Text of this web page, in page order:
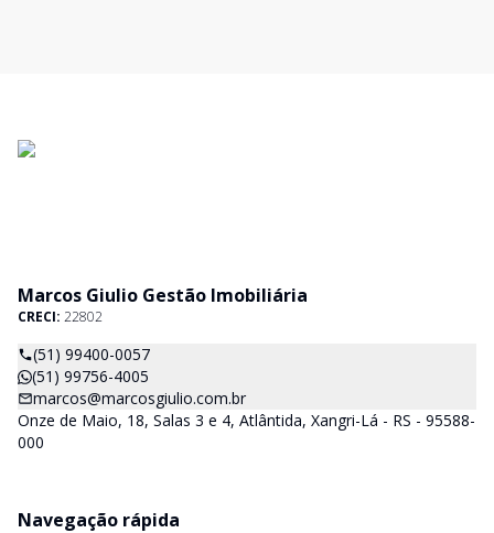
Marcos Giulio Gestão Imobiliária
CRECI: 22802
(51) 99400-0057
(51) 99756-4005
marcos@marcosgiulio.com.br
Onze de Maio, 18, Salas 3 e 4, Atlântida, Xangri-Lá - RS - 95588-
000
Navegação rápida